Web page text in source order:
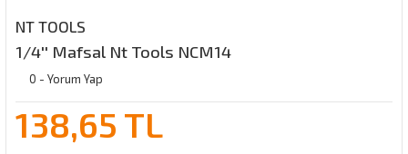
NT TOOLS
1/4'' Mafsal Nt Tools NCM14
0 - Yorum Yap
138,65 TL